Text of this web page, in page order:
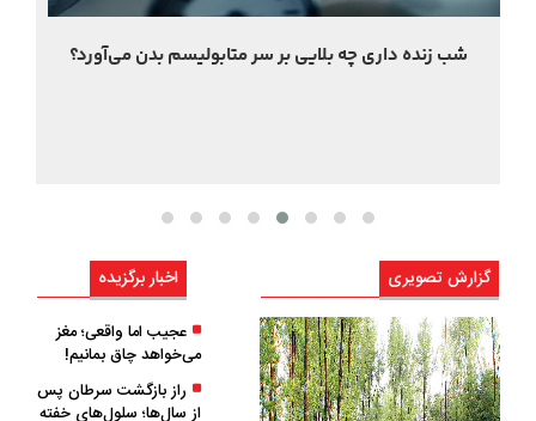
ماجرای ضدآفتاب های خوراکی چیست؟
گزارش تصویری اخبار برگزیده
عجیب اما واقعی؛ مغز
می‌خواهد چاق بمانیم!
راز بازگشت سرطان پس
از سال‌ها؛ سلول‌های خفته